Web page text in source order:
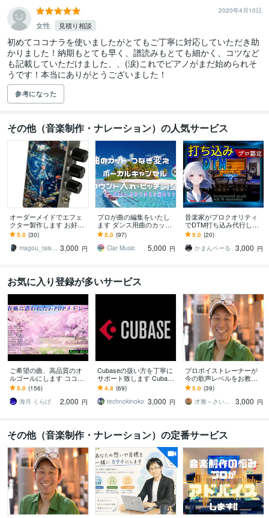
2020年4月10日
女性 見積り相談
初めてココナラを使いましたがとてもご丁寧に対応していただき助
かりました！納期もとても早く、譜読みもとても細かく、コツなど
も記載していただけました、、(涙)これでピアノがまだ始められそ
うです！本当にありがとうございました！
参考になった
その他（音楽制作・ナレーション）の人気サービス
オーダーメイドでエフェ
クター製作します お好み
の機能やデザインでオリ
ジナル仕様のエフェクタ
ーを実現
5.0 (30)
magou_taishou 3,000 円
プロが曲の編集をいたし
ます ダンス用曲のカット
編集、ループ化、ボーカ
ルキャンセルなど。
5.0 (97)
Clar Music
5,000 円
音楽家がプロクオリティ
でDTM打ち込み代行しま
す 打ち込みした音源がな
んかイマイチ…プロにお
任せください！
5.0 (20)
かまんベーる
3,000 円
お気に入り登録が多いサービス
ご希望の曲、高品質のオ
ルゴールにします ココナ
ラ売上No.1のオルゴール
5.0 (156)
海月 くらげ
2,000 円
Cubaseの扱い方を丁寧に
サポート致します Cubase
は25年程のユーザーであ
り、プロの実績あり。
4.8 (69)
technokinoko 3,000 円
プロボイストレーナーが
今の歌声レベルをお教え
します 自分の歌い方は正
しい？頑張ればプロにな
れそう？がわかる！
5.0 (39)
才雅～さいが～
3,000 円
その他（音楽制作・ナレーション）の定番サービス